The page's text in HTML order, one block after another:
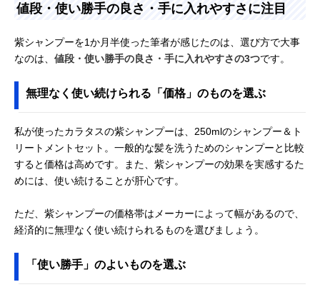
値段・使い勝手の良さ・手に入れやすさに注目
紫シャンプーを1か月半使った筆者が感じたのは、選び方で大事
なのは、 値段・使い勝手の良さ・手に入れやすさの3つです。
無理なく使い続けられる「価格」のものを選ぶ
私が使ったカラタスの紫シャンプーは、250mlのシャンプー＆ト
リートメントセット。一般的な髪を洗うためのシャンプーと比較
すると価格は高めです。また、紫シャンプーの効果を実感するた
めには、使い続けることが肝心です。
ただ、紫シャンプーの価格帯はメーカーによって幅があるので、
経済的に無理なく使い続けられるものを選びましょう。
「使い勝手」のよいものを選ぶ